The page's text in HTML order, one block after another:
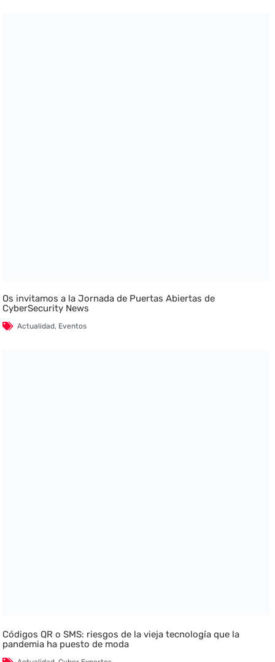
Os invitamos a la Jornada de Puertas Abiertas de
CyberSecurity News
Actualidad, Eventos
Códigos QR o SMS: riesgos de la vieja tecnología que la
pandemia ha puesto de moda